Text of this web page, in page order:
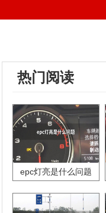
热门阅读
epc灯亮是什么问题